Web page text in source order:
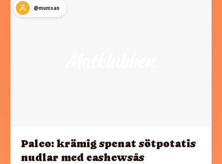
@mumsan
Paleo: krämig spenat sötpotatis
nudlar med cashewsås